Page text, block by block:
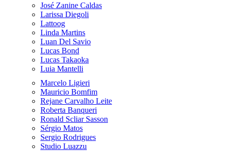
José Zanine Caldas
Larissa Diegoli
Lattoog
Linda Martins
Luan Del Savio
Lucas Bond
Lucas Takaoka
Luia Mantelli
Marcelo Ligieri
Mauricio Bomfim
Rejane Carvalho Leite
Roberta Banqueri
Ronald Scliar Sasson
Sérgio Matos
Sergio Rodrigues
Studio Luazzu